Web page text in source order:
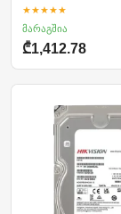
★★★★★
მარაგშია
₾1,412.78